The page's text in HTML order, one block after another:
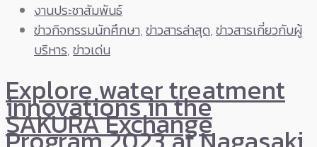
งานประชาสัมพันธ์
ข่าวกิจกรรมนักศึกษา,ข่าวสารล่าสุด,ข่าวสารเกี่ยวกับผู้
บริหาร,ข่าวเด่น
Explore water treatment
innovations in the
SAKURA Exchange